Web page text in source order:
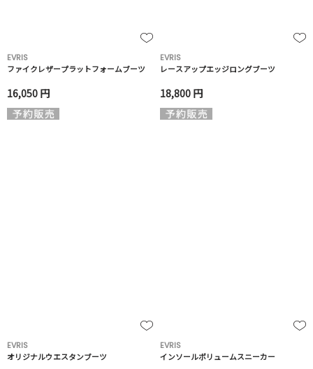
EVRIS
ファイクレザープラットフォームブーツ
16,050 円
EVRIS
レースアップエッジロングブーツ
18,800 円
EVRIS
オリジナルウエスタンブーツ
EVRIS
インソールボリュームスニーカー